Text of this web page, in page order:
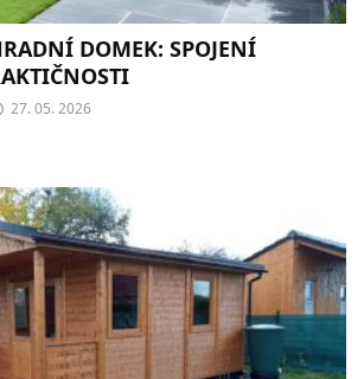
DOMEK: SPOJENÍ
27. 05. 2026